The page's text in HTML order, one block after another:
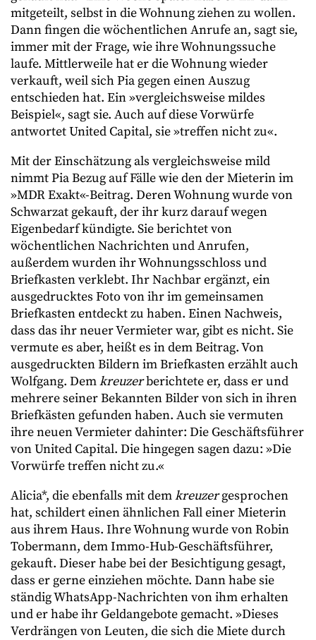
mitgeteilt, selbst in die Wohnung ziehen zu wollen.
Dann fingen die wöchentlichen Anrufe an, sagt sie,
immer mit der Frage, wie ihre Wohnungssuche
laufe. Mittlerweile hat er die Wohnung wieder
verkauft, weil sich Pia gegen einen Auszug
entschieden hat. Ein »vergleichsweise mildes
Beispiel«, sagt sie. Auch auf diese Vorwürfe
antwortet United Capital, sie »treffen nicht zu«.
Mit der Einschätzung als vergleichsweise mild
nimmt Pia Bezug auf Fälle wie den der Mieterin im
»MDR Exakt«-Beitrag. Deren Wohnung wurde von
Schwarzat gekauft, der ihr kurz darauf wegen
Eigenbedarf kündigte. Sie berichtet von
wöchentlichen Nachrichten und Anrufen,
außerdem wurden ihr Wohnungsschloss und
Briefkasten verklebt. Ihr Nachbar ergänzt, ein
ausgedrucktes Foto von ihr im gemeinsamen
Briefkasten entdeckt zu haben. Einen Nachweis,
dass das ihr neuer Vermieter war, gibt es nicht. Sie
vermute es aber, heißt es in dem Beitrag. Von
ausgedruckten Bildern im Briefkasten erzählt auch
Wolfgang. Demkreuzerberichtete er, dass er und
mehrere seiner Bekannten Bilder von sich in ihren
Briefkästen gefunden haben. Auch sie vermuten
ihre neuen Vermieter dahinter: Die Geschäftsführer
von United Capital. Die hingegen sagen dazu: »Die
Vorwürfe treffen nicht zu.«
Alicia*, die ebenfalls mit demkreuzergesprochen
hat, schildert einen ähnlichen Fall einer Mieterin
aus ihrem Haus. Ihre Wohnung wurde von Robin
Tobermann, dem Immo-Hub-Geschäftsführer,
gekauft. Dieser habe bei der Besichtigung gesagt,
dass er gerne einziehen möchte. Dann habe sie
ständig WhatsApp-Nachrichten von ihm erhalten
und er habe ihr Geldangebote gemacht. »Dieses
Verdrängen von Leuten, die sich die Miete durch